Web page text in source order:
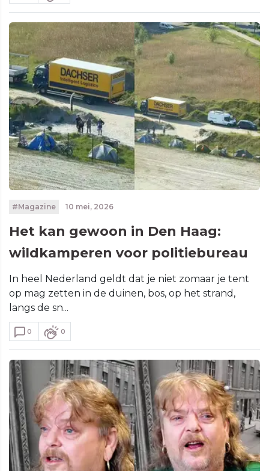
#Magazine 10 mei, 2026
Het kan gewoon in Den Haag:
wildkamperen voor politiebureau
In heel Nederland geldt dat je niet zomaar je tent
op mag zetten in de duinen, bos, op het strand,
langs de sn...
0 0